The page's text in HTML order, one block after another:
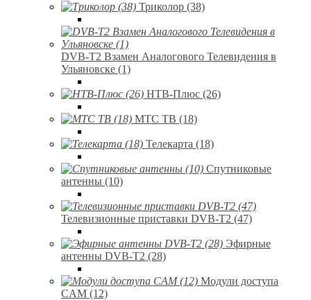
Триколор (38)
DVB-T2 Взамен Аналогового Телевидения в
Ульяновске (1)
НТВ-Плюс (26)
МТС ТВ (18)
Телекарта (18)
Спутниковые
антенны (10)
Телевизионные приставки DVB-T2 (47)
Эфирные
антенны DVB-T2 (28)
Модули доступа
CAM (12)